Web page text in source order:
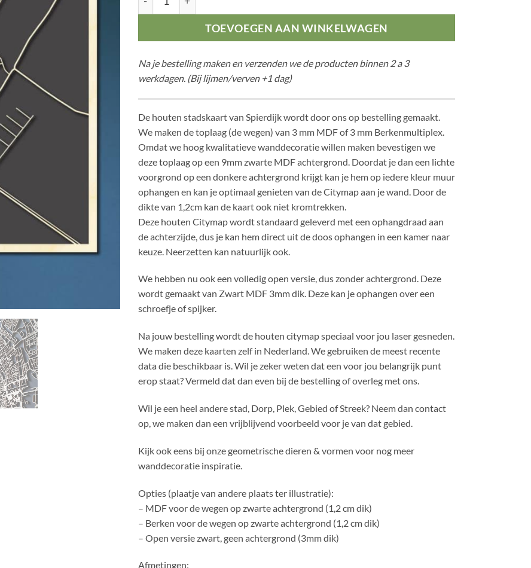
TOEVOEGEN AAN WINKELWAGEN
Na je bestelling maken en verzenden we de producten binnen 2 a 3
werkdagen. (Bij lijmen/verven +1 dag)
De houten stadskaart van Spierdijk wordt door ons op bestelling gemaakt.
We maken de toplaag (de wegen) van 3 mm MDF of 3 mm Berkenmultiplex.
Omdat we hoog kwalitatieve wanddecoratie willen maken bevestigen we
deze toplaag op een 9mm zwarte MDF achtergrond. Doordat je dan een lichte
voorgrond op een donkere achtergrond krijgt kan je hem op iedere kleur muur
ophangen en kan je optimaal genieten van de Citymap aan je wand. Door de
dikte van 1,2cm kan de kaart ook niet kromtrekken.
Deze houten Citymap wordt standaard geleverd met een ophangdraad aan
de achterzijde, dus je kan hem direct uit de doos ophangen in een kamer naar
keuze. Neerzetten kan natuurlijk ook.
We hebben nu ook een volledig open versie, dus zonder achtergrond. Deze
wordt gemaakt van Zwart MDF 3mm dik. Deze kan je ophangen over een
schroefje of spijker.
Na jouw bestelling wordt de houten citymap speciaal voor jou laser gesneden.
We maken deze kaarten zelf in Nederland. We gebruiken de meest recente
data die beschikbaar is. Wil je zeker weten dat een voor jou belangrijk punt
erop staat? Vermeld dat dan even bij de bestelling of overleg met ons.
Wil je een heel andere stad, Dorp, Plek, Gebied of Streek? Neem dan contact
op, we maken dan een vrijblijvend voorbeeld voor je van dat gebied.
Kijk ook eens bij onze geometrische dieren & vormen voor nog meer
wanddecoratie inspiratie.
Opties (plaatje van andere plaats ter illustratie):
– MDF voor de wegen op zwarte achtergrond (1,2 cm dik)
– Berken voor de wegen op zwarte achtergrond (1,2 cm dik)
– Open versie zwart, geen achtergrond (3mm dik)
Afmetingen: